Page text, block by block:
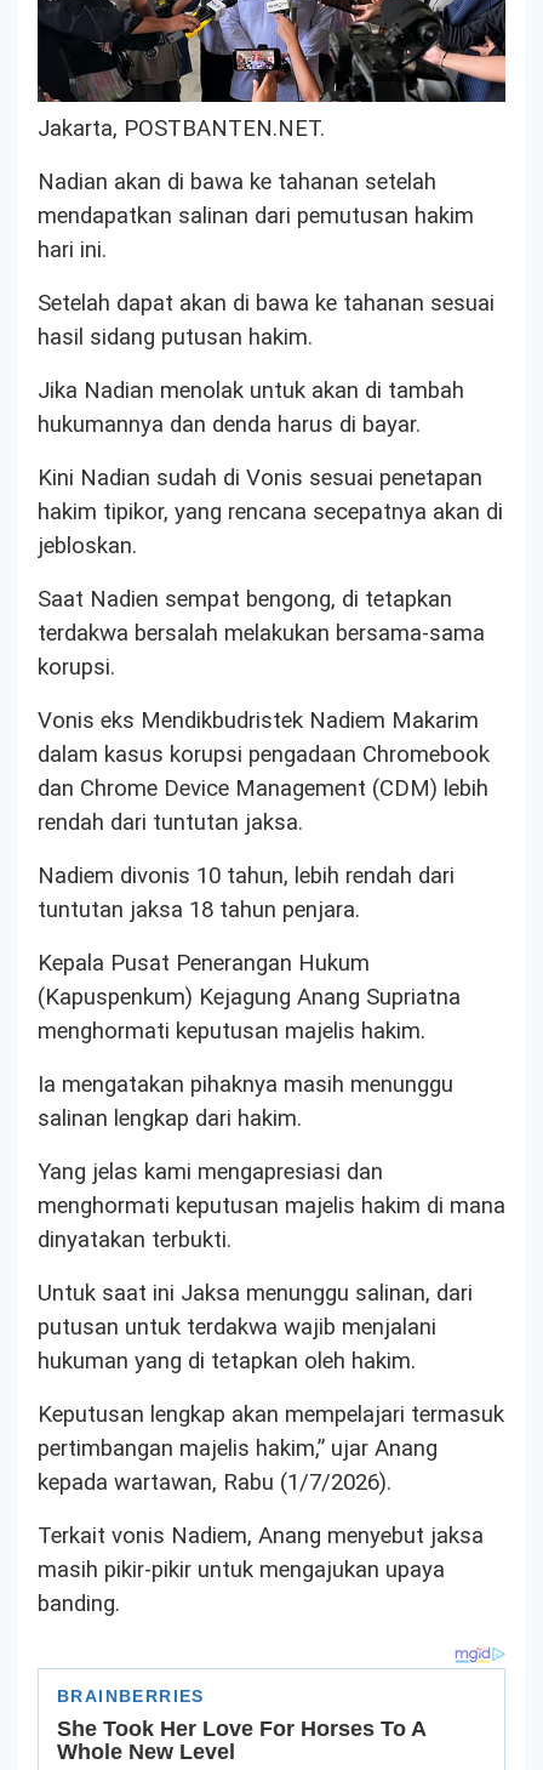
Jakarta, POSTBANTEN.NET.
Nadian akan di bawa ke tahanan setelah
mendapatkan salinan dari pemutusan hakim
hari ini.
Setelah dapat akan di bawa ke tahanan sesuai
hasil sidang putusan hakim.
Jika Nadian menolak untuk akan di tambah
hukumannya dan denda harus di bayar.
Kini Nadian sudah di Vonis sesuai penetapan
hakim tipikor, yang rencana secepatnya akan di
jebloskan.
Saat Nadien sempat bengong, di tetapkan
terdakwa bersalah melakukan bersama-sama
korupsi.
Vonis eks Mendikbudristek Nadiem Makarim
dalam kasus korupsi pengadaan Chromebook
dan Chrome Device Management (CDM) lebih
rendah dari tuntutan jaksa.
Nadiem divonis 10 tahun, lebih rendah dari
tuntutan jaksa 18 tahun penjara.
Kepala Pusat Penerangan Hukum
(Kapuspenkum) Kejagung Anang Supriatna
menghormati keputusan majelis hakim.
Ia mengatakan pihaknya masih menunggu
salinan lengkap dari hakim.
Yang jelas kami mengapresiasi dan
menghormati keputusan majelis hakim di mana
dinyatakan terbukti.
Untuk saat ini Jaksa menunggu salinan, dari
putusan untuk terdakwa wajib menjalani
hukuman yang di tetapkan oleh hakim.
Keputusan lengkap akan mempelajari termasuk
pertimbangan majelis hakim,” ujar Anang
kepada wartawan, Rabu (1/7/2026).
Terkait vonis Nadiem, Anang menyebut jaksa
masih pikir-pikir untuk mengajukan upaya
banding.